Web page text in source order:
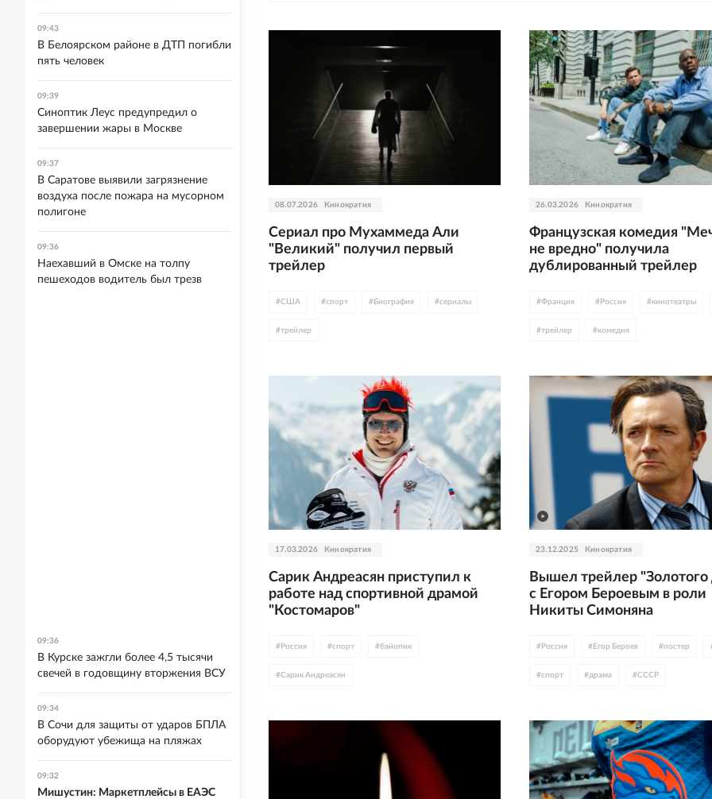
08.07.2026 Кинократия
Сериал про Мухаммеда Али
"Великий" получил первый
трейлер
#США #спорт # Биография #сериалы
#трейлер
26.03.2026 Кинократия
Французская комедия
не вредно" получила
дублированный трейлер
#Франция # Россия #кинотеатры
#трейлер #комедия
17.03.2026 Кинократия
Сарик Андреасян приступил к
работе над спортивной драмой
"Костомаров"
# Россия #спорт #байопик
#Сарик Андреасян
23.12.2025 Кинократия
Вышел трейлер "Золотого
с Егором Бероевым в роли
Никиты Симоняна
# Россия # Егор Бероев #постер
#спорт #драма #СССР
09:43
В Белоярском районе в ДТП погибли
пять человек
09:39
Синоптик Леус предупредил о
завершении жары в Москве
09:37
В Саратове выявили загрязнение
воздуха после пожара на мусорном
полигоне
09:36
Наехавший в Омске на толпу
пешеходов водитель был трезв
09:36
В Курске зажгли более 4,5 тысячи
свечей в годовщину вторжения ВСУ
09:34
В Сочи для защиты от ударов БПЛА
оборудуют убежища на пляжах
09:32
Мишустин: Маркетплейсы в ЕАЭС